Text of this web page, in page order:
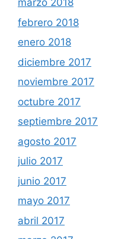
marzo 2018
febrero 2018
enero 2018
diciembre 2017
noviembre 2017
octubre 2017
septiembre 2017
agosto 2017
julio 2017
junio 2017
mayo 2017
abril 2017